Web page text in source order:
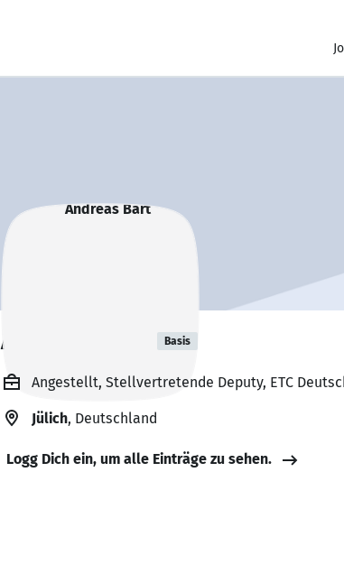
Andreas Bart Basis
Angestellt, Stellvertretende Deputy, ETC
Jülich, Deutschland
Logg Dich ein, um alle Einträge zu sehen.